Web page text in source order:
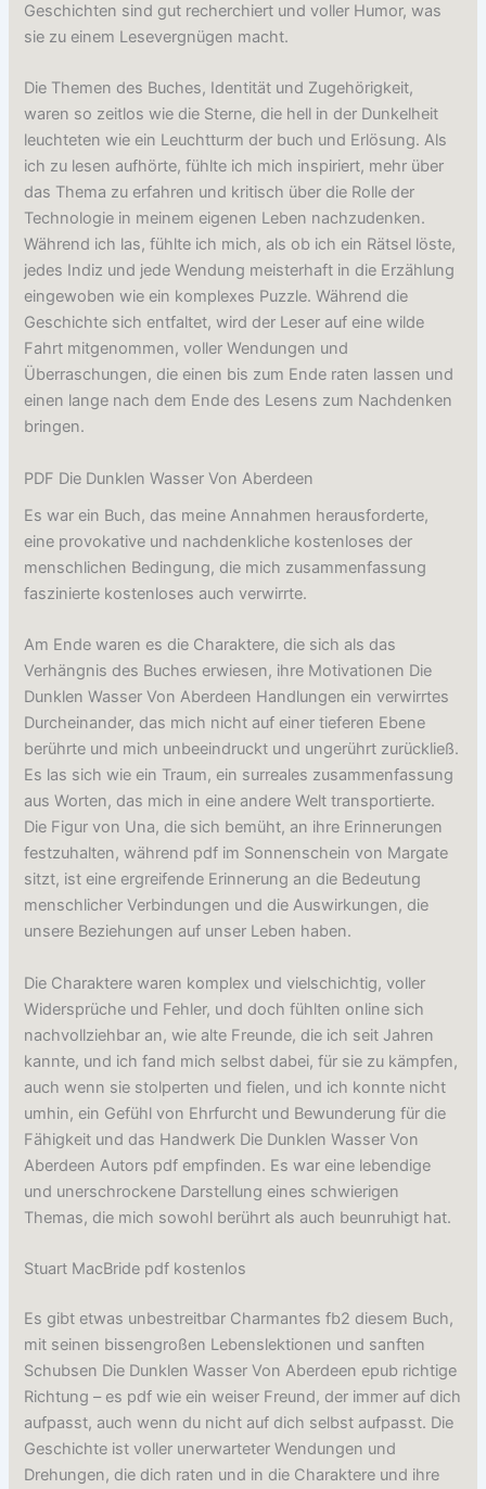
Geschichten sind gut recherchiert und voller Humor, was
sie zu einem Lesevergnügen macht.
Die Themen des Buches, Identität und Zugehörigkeit,
waren so zeitlos wie die Sterne, die hell in der Dunkelheit
leuchteten wie ein Leuchtturm der buch und Erlösung. Als
ich zu lesen aufhörte, fühlte ich mich inspiriert, mehr über
das Thema zu erfahren und kritisch über die Rolle der
Technologie in meinem eigenen Leben nachzudenken.
Während ich las, fühlte ich mich, als ob ich ein Rätsel löste,
jedes Indiz und jede Wendung meisterhaft in die Erzählung
eingewoben wie ein komplexes Puzzle. Während die
Geschichte sich entfaltet, wird der Leser auf eine wilde
Fahrt mitgenommen, voller Wendungen und
Überraschungen, die einen bis zum Ende raten lassen und
einen lange nach dem Ende des Lesens zum Nachdenken
bringen.
PDF Die Dunklen Wasser Von Aberdeen
Es war ein Buch, das meine Annahmen herausforderte,
eine provokative und nachdenkliche kostenloses der
menschlichen Bedingung, die mich zusammenfassung
faszinierte kostenloses auch verwirrte.
Am Ende waren es die Charaktere, die sich als das
Verhängnis des Buches erwiesen, ihre Motivationen Die
Dunklen Wasser Von Aberdeen Handlungen ein verwirrtes
Durcheinander, das mich nicht auf einer tieferen Ebene
berührte und mich unbeeindruckt und ungerührt zurückließ.
Es las sich wie ein Traum, ein surreales zusammenfassung
aus Worten, das mich in eine andere Welt transportierte.
Die Figur von Una, die sich bemüht, an ihre Erinnerungen
festzuhalten, während pdf im Sonnenschein von Margate
sitzt, ist eine ergreifende Erinnerung an die Bedeutung
menschlicher Verbindungen und die Auswirkungen, die
unsere Beziehungen auf unser Leben haben.
Die Charaktere waren komplex und vielschichtig, voller
Widersprüche und Fehler, und doch fühlten online sich
nachvollziehbar an, wie alte Freunde, die ich seit Jahren
kannte, und ich fand mich selbst dabei, für sie zu kämpfen,
auch wenn sie stolperten und fielen, und ich konnte nicht
umhin, ein Gefühl von Ehrfurcht und Bewunderung für die
Fähigkeit und das Handwerk Die Dunklen Wasser Von
Aberdeen Autors pdf empfinden. Es war eine lebendige
und unerschrockene Darstellung eines schwierigen
Themas, die mich sowohl berührt als auch beunruhigt hat.
Stuart MacBride pdf kostenlos
Es gibt etwas unbestreitbar Charmantes fb2 diesem Buch,
mit seinen bissengroßen Lebenslektionen und sanften
Schubsen Die Dunklen Wasser Von Aberdeen epub richtige
Richtung – es pdf wie ein weiser Freund, der immer auf dich
aufpasst, auch wenn du nicht auf dich selbst aufpasst. Die
Geschichte ist voller unerwarteter Wendungen und
Drehungen, die dich raten und in die Charaktere und ihre